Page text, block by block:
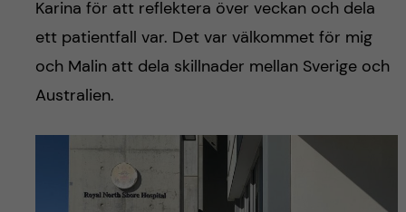
Karina för att reflektera över veckan och dela
ett patientfall var. Det var välkommet för mig
och Malin att dela skillnader mellan Sverige och
Australien.